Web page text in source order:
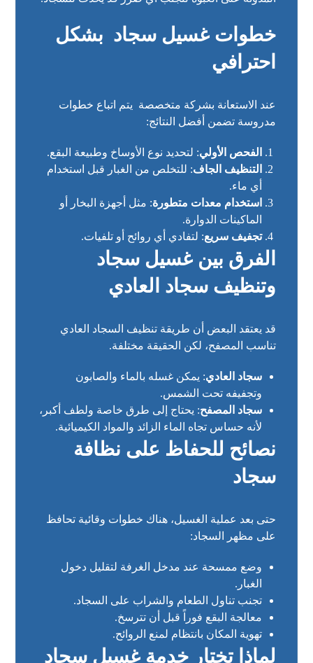
خطوات غسيل سجاد بشكل
احترافي
عند الاستعانة بشركة متخصصة يتم اتباع خطوات
مدروسة تضمن أفضل النتائج:
الفحص الأولي: لتحديد نوع الأوساخ وطبيعة البقع.
التنظيف الجاف: للتخلص من الغبار قبل استخدام
أي ماء.
استخدام معدات متطورة: مثل أجهزة البخار أو
الماكينات الدوارة.
تجفيف سريع: لتفادي أي روائح أو تلفيات.
الفرق بين غسيل سجاد
وتنظيف سجاد العادي
قد يعتقد البعض أن طريقة تنظيف السجاد العادي
تناسب المصفح، لكن الحقيقة مختلفة.
سجاد العادي: يمكن غسله بالماء والصابون
وتجفيفه تحت الشمس.
سجاد المصفح: يحتاج إلى طرق خاصة ولطف أكبر،
لأنه حساس تجاه الماء الزائد والمواد الكيميائية.
نصائح للحفاظ على نظافة
سجاد
حتى بعد عملية الغسيل، هناك خطوات وقائية تحافظ
على مظهر السجاد:
وضع ممسحة عند مدخل الغرفة لتقليل دخول
الغبار.
تجنب تناول الطعام والشراب على السجاد.
معالجة البقع فوراً قبل أن تترسخ.
تهوية المكان بانتظام لمنع الروائح.
لماذا تختار خدمة غسيل سجاد